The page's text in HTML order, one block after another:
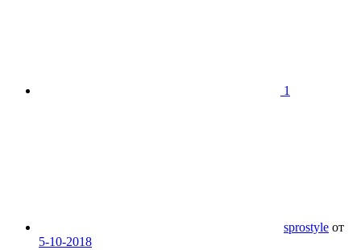
1
sprostyle от
5-10-2018